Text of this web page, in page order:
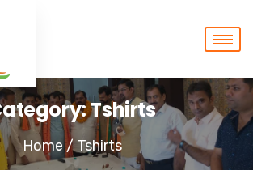
Tshirts
Home/ Tshirts